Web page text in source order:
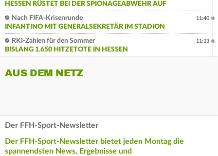
HESSEN RÜSTET BEI DER SPIONAGEABWEHR AUF
Nach FIFA-Krisenrunde
INFANTINO MIT GENERALSEKRETÄR IM STADION
11:40
RKI-Zahlen für den Sommer
BISLANG 1.650 HITZETOTE IN HESSEN
11:33
AUS DEM NETZ
Der FFH-Sport-Newsletter
Der FFH-Sport-Newsletter bietet jeden Montag die
spannendsten News, Ergebnisse und